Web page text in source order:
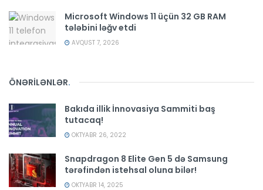
Microsoft Windows 11 üçün 32 GB RAM
tələbini ləğv etdi
AVQUST 7, 2026
ÖNƏRİLƏNLƏR.
Bakıda illik İnnovasiya Sammiti baş
tutacaq!
OKTYABR 26, 2022
Snapdragon 8 Elite Gen 5 də Samsung
tərəfindən istehsal oluna bilər!
OKTYABR 14, 2025